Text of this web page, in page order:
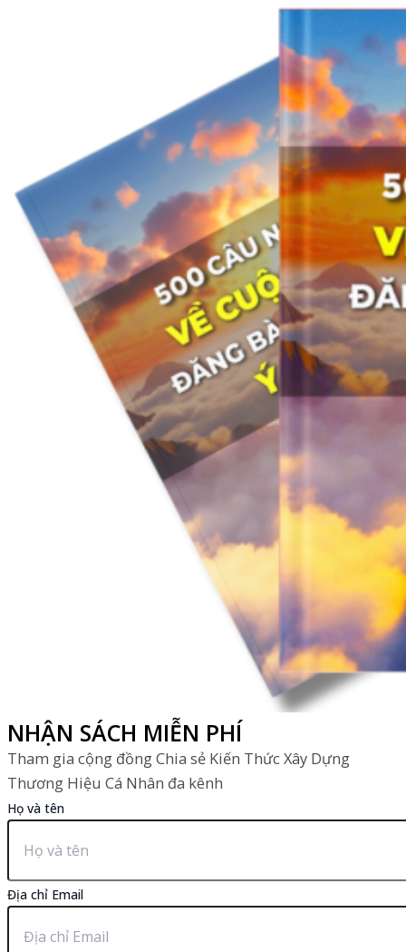
NHẬN SÁCH MIỄN PHÍ
Tham gia cộng đồng Chia sẻ Kiến Thức Xây Dựng
Thương Hiệu Cá Nhân đa kênh
Họ và tên
Địa chỉ Email